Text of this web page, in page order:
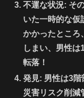
不運な状況: そ
いた一時的な仮
かかったところ
しまい、男性
転落 ！
発見: 男性は3階
災害リスク削減